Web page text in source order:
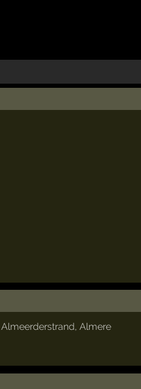
Almeerderstrand, Almere